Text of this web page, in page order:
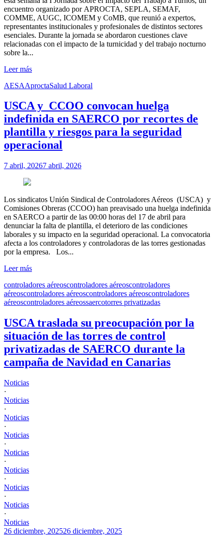
encuentro organizado por APROCTA, SEPLA, SEMAF,
COMME, AUGC, ICOMEM y CoMB, que reunió a expertos,
representantes institucionales y profesionales de distintos sectores
esenciales. Durante la jornada se abordaron cuestiones clave
relacionadas con el impacto de la turnicidad y del trabajo nocturno
sobre la...
Leer más
AESAAproctaSalud Laboral
USCA y CCOO convocan huelga
indefinida en SAERCO por recortes de
plantilla y riesgos para la seguridad
operacional
7 abril, 20267 abril, 2026
Los sindicatos Unión Sindical de Controladores Aéreos (USCA) y
Comisiones Obreras (CCOO) han preavisado una huelga indefinida
en SAERCO a partir de las 00:00 horas del 17 de abril para
denunciar la falta de plantilla, el deterioro de las condiciones
laborales y su impacto en la seguridad operacional. La convocatoria
afecta a los controladores y controladoras de las torres gestionadas
por la empresa. Los...
Leer más
controladores aéreoscontroladores aéreoscontroladores
aéreoscontroladores aéreoscontroladores aéreoscontroladores
aéreoscontroladores aéreossaercotorres privatizadas
USCA traslada su preocupación por la
situación de las torres de control
privatizadas de SAERCO durante la
campaña de Navidad en Canarias
Noticias
·
Noticias
·
Noticias
·
Noticias
·
Noticias
·
Noticias
·
Noticias
·
Noticias
·
Noticias
26 diciembre, 202526 diciembre, 2025